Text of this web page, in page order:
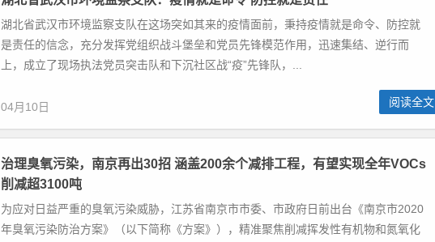
湖北省武汉市环境监察支队在这场突如其来的疫情面前，秉持疫情就是命令、防控就
是责任的信念，充分发挥党组织战斗堡垒和党员先锋模范作用，迅速集结、逆行而
上，成立了现场执法党员突击队和下沉社区战“疫”先锋队，...
04月10日 阅读全文
治理臭氧污染，南京再出30招 涵盖200余个减排工程，有望实现全年VOCs
削减超3100吨
为应对日益严重的臭氧污染威胁，江苏省南京市市委、市政府日前出台《南京市2020
年臭氧污染防治方案》（以下简称《方案》），精准聚焦削减挥发性有机物和氮氧化